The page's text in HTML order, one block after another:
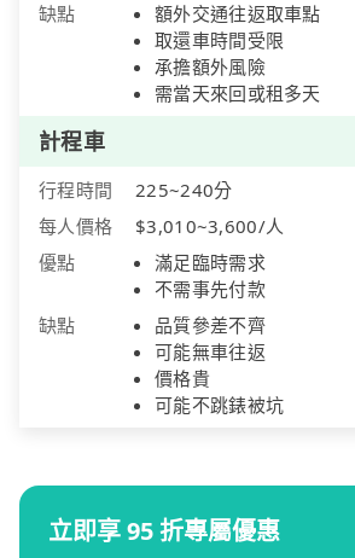
缺點
額外交通往返取車點
取還車時間受限
承擔額外風險
需當天來回或租多天
計程車
行程時間
225~240分
每人價格
$3,010~3,600/人
優點
滿足臨時需求
不需事先付款
缺點
品質參差不齊
可能無車往返
價格貴
可能不跳錶被坑
立即享 95 折專屬優惠